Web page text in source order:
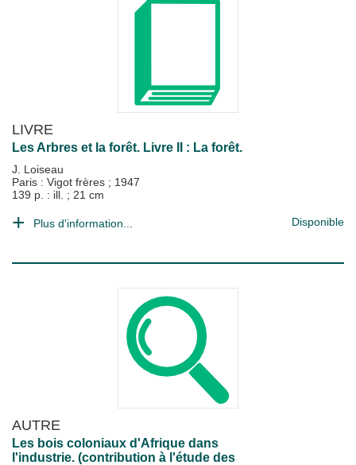
LIVRE
Les Arbres et la forêt. Livre II : La forêt.
J. Loiseau
Paris : Vigot frères ; 1947
139 p. : ill. ; 21 cm
Plus d'information... Disponible
AUTRE
Les bois coloniaux d'Afrique dans
l'industrie. (contribution à l'étude des